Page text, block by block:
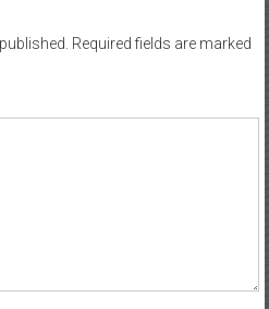
Required fields are marked